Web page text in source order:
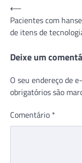
Navegação
de
Post
⟵
Pacientes com
de itens de
Deixe um
O seu endereço de
obrigatórios são
Comentário *